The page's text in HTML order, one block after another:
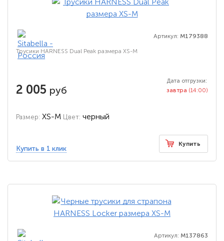
Артикул: M179388
Трусики HARNESS Dual Peak размера XS-M
2 005 руб
Дата отгрузки:
завтра (14:00)
Размер: XS-M Цвет: черный
Купить в 1 клик
Купить
Артикул: M137863